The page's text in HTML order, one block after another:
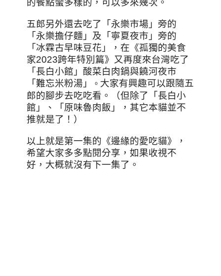
的餐點蠻多樣的，可以多來幾次。
五郎另外還去吃了 「永樂市場」旁的
「永樂擔仔麵」及「寧夏夜市」旁的
「冰霖古早味豆花」，在 《孤獨的美食
家2023跨年特別篇》又再度來台灣吃了
「長白小館」酸菜白肉鍋與饒河夜市
「難忘米粉湯」
。 大家有興趣可以跟隨五
郎的腳步去吃吃看。（但除了 「長白小
館」
、「原味魯肉飯」，其它本貓並不
推就是了！）
以上就是第一集的《邊緣的愛吃貓》，
希望大家多多點閱分享，如果收視不
好，大概就沒有下一集了。